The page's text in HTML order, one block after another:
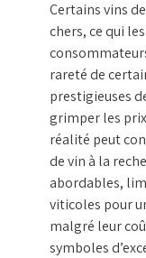
Certains vins
chers, ce qui
rareté de
prestigieuses
grimper les prix
réalité peut
de vin à la
abordables,
viticoles pour
malgré leur
symboles